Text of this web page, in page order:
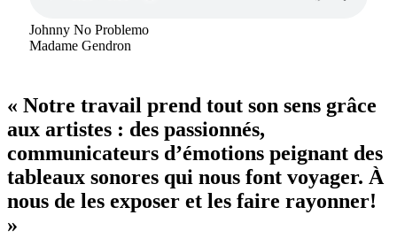
Johnny No Problemo
Madame Gendron
« Notre travail prend tout son sens grâce
aux artistes : des passionnés,
communicateurs d’émotions peignant des
tableaux sonores qui nous font voyager. À
nous de les exposer et les faire rayonner!
»